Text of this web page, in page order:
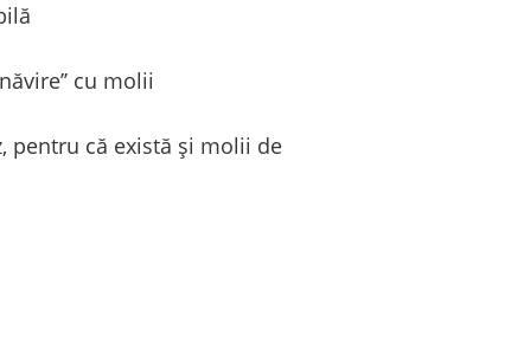
cu molii
pentru că există și molii de